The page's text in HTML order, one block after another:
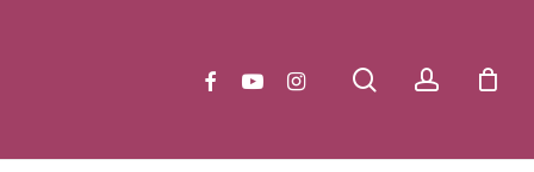
searchaccount
facebookyoutubeinstagram Cart